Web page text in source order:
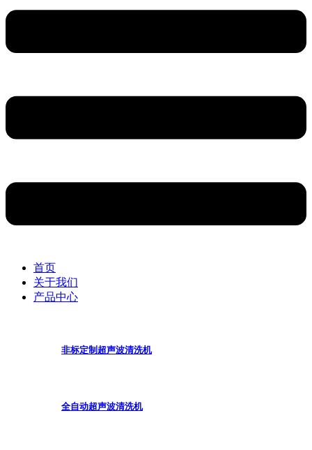
首页
关于我们
产品中心
非标定制超声波清洗机
全自动超声波清洗机